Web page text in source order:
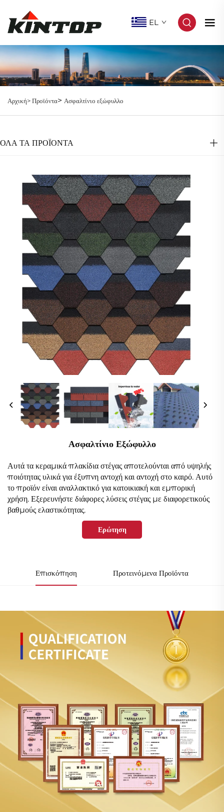
EL
Αρχική>Προϊόντα> Ασφαλτίνιο εξώφυλλο
ΌΛΑ ΤΑ ΠΡΟΪΟΝΤΑ
Ασφαλτίνιο Εξώφυλλο
Αυτά τα κεραμικά πλακίδια στέγας αποτελούνται από υψηλής
ποιότητας υλικά για έξυπνη αντοχή και αντοχή στο καιρό. Αυτό
το προϊόν είναι αναλλακτικό για κατοικιακή και εμπορική
χρήση. Εξερευνήστε διάφορες λύσεις στέγας με διαφορετικούς
βαθμούς ελαστικότητας.
Ερώτηση
Επισκόπηση Προτεινόμενα Προϊόντα